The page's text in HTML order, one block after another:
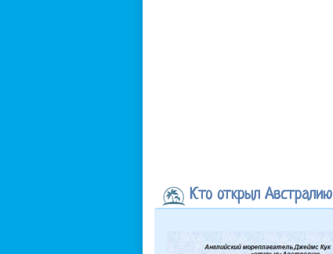
Кто открыл Австралию